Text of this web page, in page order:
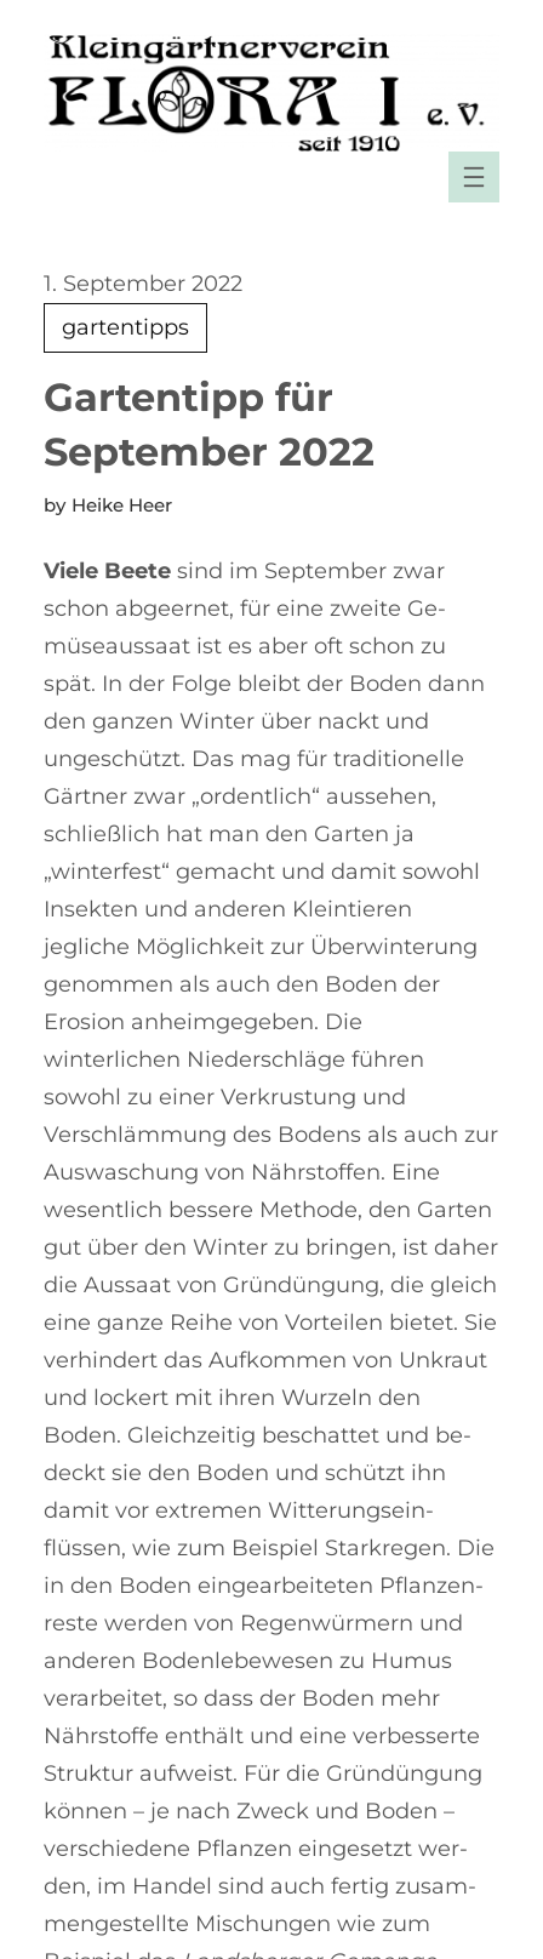
Inhalt
springen
1. September 2022
gartentipps
Gartentipp für
September 2022
Heike Heer
Viele Beete sind im September zwar
schon abgeernet, für eine zweite Ge­
müse­aus­saat ist es aber oft schon zu
spät. In der Folge bleibt der Boden dann
den gan­­zen Win­ter über nackt und
unge­schützt. Das mag für tra­ditionelle
Gärtner zwar „or­dent­lich“ aussehen,
schließlich hat man den Garten ja
„winterfest“ ge­macht und damit sowohl
Insekten und anderen Kleintieren
jegliche Möglichkeit zur Überwinterung
genommen als auch den Boden der
Erosion anheim­ge­geben. Die
winterlichen Nieder­schlä­ge führen
sowohl zu ei­ner Ver­krustung und
Verschläm­mung des Bo­dens als auch zur
Aus­waschung von Nähr­stof­fen. Eine
wesentlich bes­sere Me­tho­de, den Garten
gut über den Win­ter zu bringen, ist daher
die Aussaat von Grün­düngung, die gleich
eine ganze Reihe von Vorteilen bietet. Sie
ver­­hindert das Auf­kom­men von Un­kraut
und lockert mit ihren Wurzeln den
Boden. Gleichzeitig be­schattet und be­
deckt sie den Boden und schützt ihn
damit vor extremen Wit­terungs­ein­
flüssen, wie zum Bei­spiel Starkregen. Die
in den Bo­den eingearbeiteten Pflanzen­
re­ste wer­den von Re­gen­­wür­mern und
anderen Bo­den­lebe­wesen zu Humus
verar­beitet, so dass der Boden mehr
Nährstoffe ent­hält und eine ver­bes­ser­te
Struk­tur auf­weist. Für die Grün­dün­gung
können – je nach Zweck und Boden –
ver­schie­­­de­­­ne Pflanzen ein­­gesetzt wer­
den, im Han­del sind auch fertig zu­sam­­
men­gestellte Mi­schun­gen wie zum